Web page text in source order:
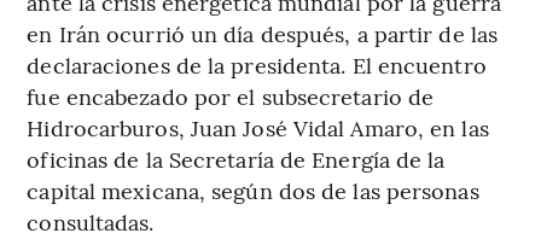
en Irán ocurrió un día después, a partir de las
declaraciones de la presidenta. El encuentro
fue encabezado por el subsecretario de
Hidrocarburos, Juan José Vidal Amaro, en las
oficinas de la Secretaría de Energía de la
capital mexicana, según dos de las personas
consultadas.